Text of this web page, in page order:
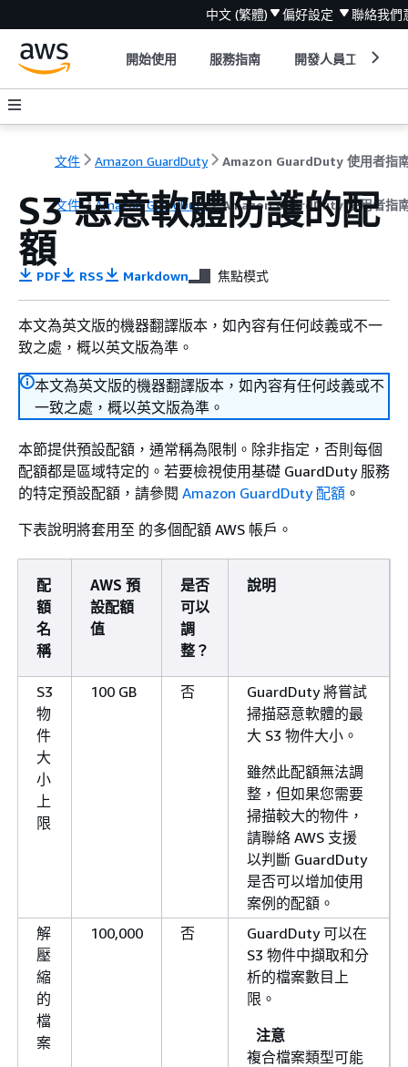
中文 (繁體) 偏好設定 聯絡我們
開始使用 服務指南 開發人員工具
文件 Amazon GuardDuty Amazon GuardDuty 使用者指
文件 Amazon GuardDuty Amazon GuardDuty 使用者指
S3 惡意軟體防護的配
額
PDF RSS Markdown 焦點模式
本文為英文版的機器翻譯版本，如內容有任何歧義或不一
致之處，概以英文版為準。
本文為英文版的機器翻譯版本，如內容有任何歧義或不
一致之處，概以英文版為準。
本節提供預設配額，通常稱為限制。除非指定，否則每個
配額都是區域特定的。若要檢視使用基礎 GuardDuty 服務
的特定預設配額，請參閱 Amazon GuardDuty 配額 。
下表說明將套用至 的多個配額 AWS 帳戶。
配
額
名
稱
AWS 預
設配額
值
是否
可以
調
整？
說明
S3
物
件
大
小
上
限
100 GB 否
GuardDuty 將嘗試
掃描惡意軟體的最
大 S3 物件大小。
雖然此配額無法調
整，但如果您需要
掃描較大的物件，
請聯絡 AWS 支援
以判斷 GuardDuty
是否可以增加使用
案例的配額。
解
壓
縮
的
檔
案
100,000 否
GuardDuty 可以在
S3 物件中擷取和分
析的檔案數目上
限。
注意
複合檔案類型可能